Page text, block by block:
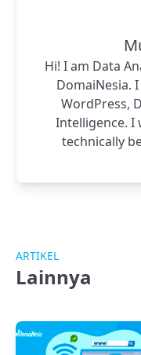
Hi! I am Data
DomaiNesia.
WordPress,
Intelligence. I
technically
ARTIKEL
Lainnya